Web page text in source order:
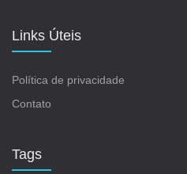
Links Úteis
Política de privacidade
Contato
Tags